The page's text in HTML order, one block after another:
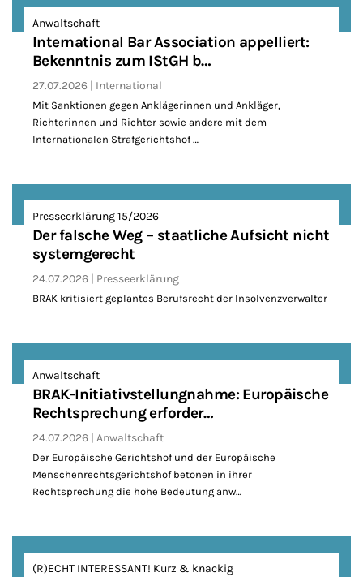
Anwaltschaft
International Bar Association appelliert:
Bekenntnis zum IStGH b…
27.07.2026 International
Mit Sanktionen gegen Anklägerinnen und Ankläger,
Richterinnen und Richter sowie andere mit dem
Internationalen Strafgerichtshof …
Presseerklärung 15/2026
Der falsche Weg – staatliche Aufsicht nicht
systemgerecht
24.07.2026 Presseerklärung
BRAK kritisiert geplantes Berufsrecht der Insolvenzverwalter
Anwaltschaft
BRAK-Initiativstellungnahme: Europäische
Rechtsprechung erforder…
24.07.2026 Anwaltschaft
Der Europäische Gerichtshof und der Europäische
Menschenrechtsgerichtshof betonen in ihrer
Rechtsprechung die hohe Bedeutung anw…
(R)ECHT INTERESSANT! Kurz & knackig